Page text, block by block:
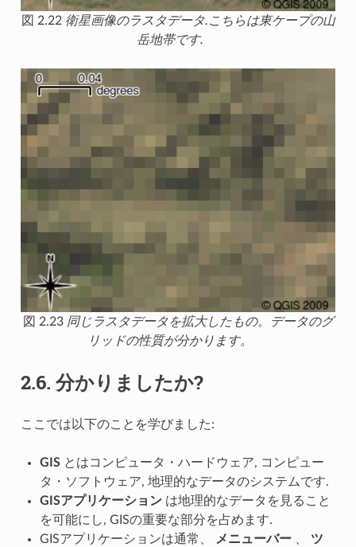
図 2.22 衛星画像のラスタデータ.こちらは東ケープの山
岳地帯です.
図 2.23 同じラスタデータを拡大したもの。データのグ
リッドの性質が分かります。
2.6. 分かりましたか?
ここでは以下のことを学びました:
GISとはコンピュータ・ハードウェア, コンピュー
タ・ソフトウェア, 地理的なデータのシステムです.
GISアプリケーションは地理的なデータを見ること
を可能にし, GISの重要な部分を占めます.
GISアプリケーションは通常、
メニューバー、 ツ